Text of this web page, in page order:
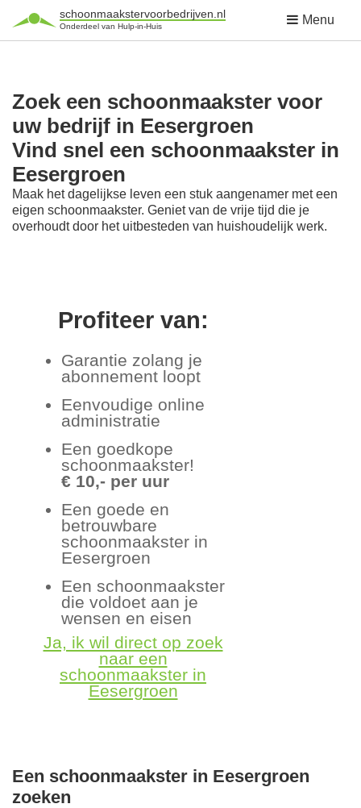
schoonmaakstervoorbedrijven.nl
Onderdeel van Hulp-in-Huis Menu
Zoek een schoonmaakster voor
uw bedrijf in Eesergroen
Vind snel een schoonmaakster in
Eesergroen
Maak het dagelijkse leven een stuk aangenamer met een
eigen schoonmaakster. Geniet van de vrije tijd die je
overhoudt door het uitbesteden van huishoudelijk werk.
Profiteer van:
Garantie zolang je
abonnement loopt
Eenvoudige online
administratie
Een goedkope
schoonmaakster!
€ 10,- per uur
Een goede en
betrouwbare
schoonmaakster in
Eesergroen
Een schoonmaakster
die voldoet aan je
wensen en eisen
Ja, ik wil direct op zoek
naar een
schoonmaakster in
Eesergroen
Een schoonmaakster in Eesergroen
zoeken